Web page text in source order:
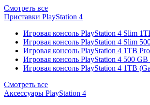
Смотреть все
Приставки PlayStation 4
Игровая консоль PlayStation 4 Slim
Игровая консоль PlayStation 4 Slim
Игровая консоль PlayStation 4 1TB
Игровая консоль PlayStation 4 500
Игровая консоль PlayStation 4 1TB
Смотреть все
Аксессуары PlayStation 4